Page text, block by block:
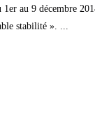
au 9 décembre
stabilité ». ...